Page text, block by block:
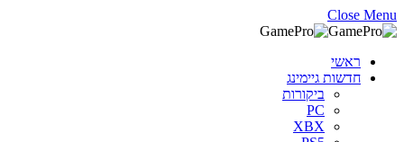
Close Menu
ראשי
חדשות גיימינג
ביקורות
PC
XBX